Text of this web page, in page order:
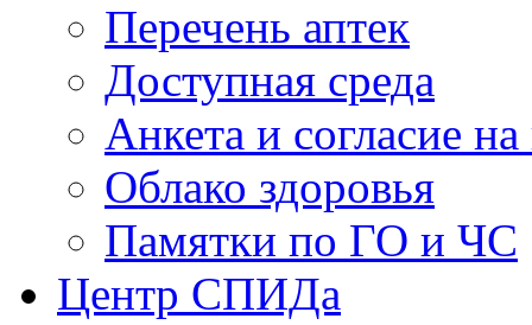
Перечень аптек
Доступная среда
Анкета и согласие
Облако здоровья
Памятки по ГО и ЧС
Центр СПИДа